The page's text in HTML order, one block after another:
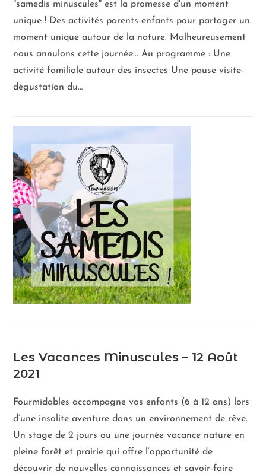
"samedis minuscules" est la promesse d'un moment
unique ! Des activités parents-enfants pour partager un
moment unique autour de la nature. Malheureusement
nous annulons cette journée... Au programme : Une
activité familiale autour des insectes Une pause visite-
dégustation du…
Les Vacances Minuscules – 12 Août
2021
Fourmidables accompagne vos enfants (6 à 12 ans) lors
d’une insolite aventure dans un environnement de rêve.
Un stage de 2 jours ou une journée vacance nature en
pleine forêt et prairie qui offre l’opportunité de
découvrir de nouvelles connaissances et savoir-faire